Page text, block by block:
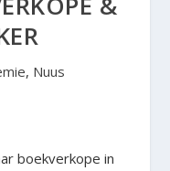
, Nuus
boekverkope in